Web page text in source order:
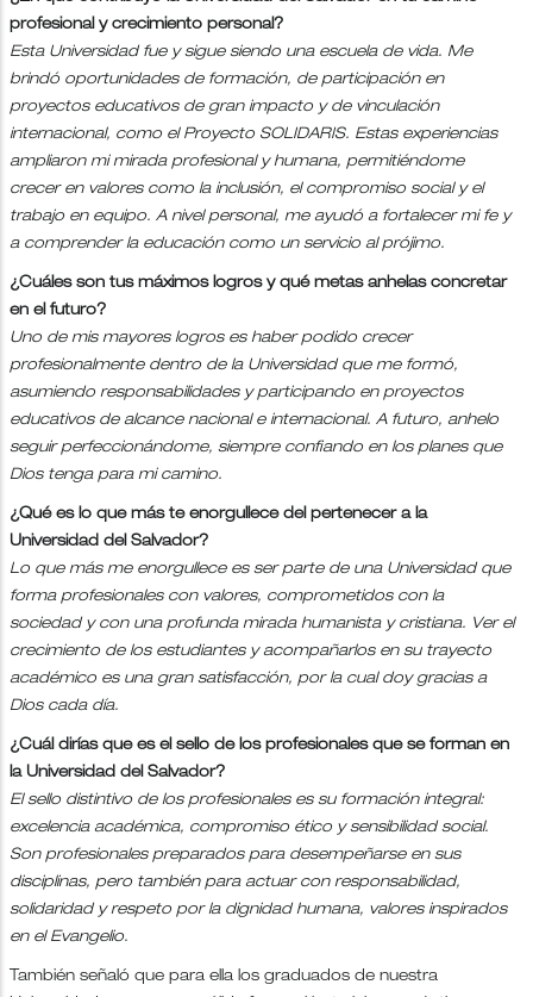
profesional y crecimiento personal?
Esta Universidad fue y sigue siendo una escuela de vida. Me
brindó oportunidades de formación, de participación en
proyectos educativos de gran impacto y de vinculación
internacional, como el Proyecto SOLIDARIS. Estas experiencias
ampliaron mi mirada profesional y humana, permitiéndome
crecer en valores como la inclusión, el compromiso social y el
trabajo en equipo. A nivel personal, me ayudó a fortalecer mi fe y
a comprender la educación como un servicio al prójimo.
¿Cuáles son tus máximos logros y qué metas anhelas concretar
en el futuro?
Uno de mis mayores logros es haber podido crecer
profesionalmente dentro de la Universidad que me formó,
asumiendo responsabilidades y participando en proyectos
educativos de alcance nacional e internacional. A futuro, anhelo
seguir perfeccionándome, siempre confiando en los planes que
Dios tenga para mi camino.
¿Qué es lo que más te enorgullece del pertenecer a la
Universidad del Salvador?
Lo que más me enorgullece es ser parte de una Universidad que
forma profesionales con valores, comprometidos con la
sociedad y con una profunda mirada humanista y cristiana. Ver el
crecimiento de los estudiantes y acompañarlos en su trayecto
académico es una gran satisfacción, por la cual doy gracias a
Dios cada día.
¿Cuál dirías que es el sello de los profesionales que se forman en
la Universidad del Salvador?
El sello distintivo de los profesionales es su formación integral:
excelencia académica, compromiso ético y sensibilidad social.
Son profesionales preparados para desempeñarse en sus
disciplinas, pero también para actuar con responsabilidad,
solidaridad y respeto por la dignidad humana, valores inspirados
en el Evangelio.
También señaló que para ella los graduados de nuestra